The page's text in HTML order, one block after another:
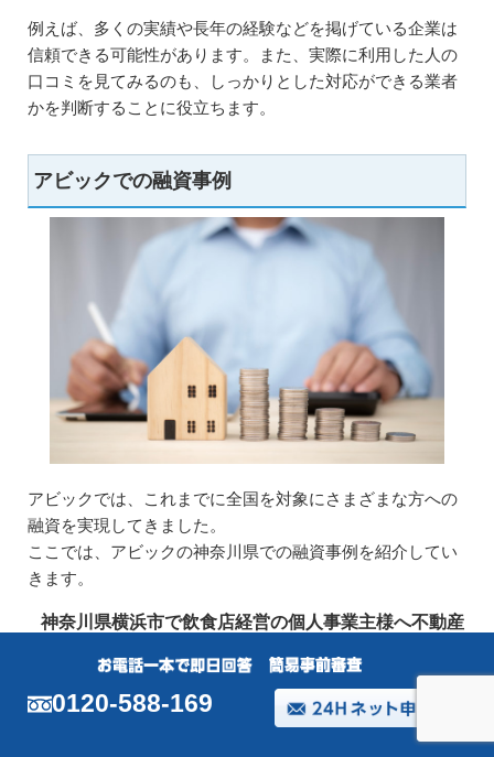
例えば、多くの実績や長年の経験などを掲げている企業は
信頼できる可能性があります。また、実際に利用した人の
口コミを見てみるのも、しっかりとした対応ができる業者
かを判断することに役立ちます。
アビックでの融資事例
アビックでは、これまでに全国を対象にさまざまな方への
融資を実現してきました。
ここでは、アビックの神奈川県での融資事例を紹介してい
きます。
神奈川県横浜市で飲食店経営の個人事業主様へ不動産
神奈川県横浜市で飲食店を経営している個人事業主A様
は、新規店舗の開業資金で2,000万円が必要となり取引先金
融機関に融資相談をしましたが、担保が必要と言われまし
0120-588-169